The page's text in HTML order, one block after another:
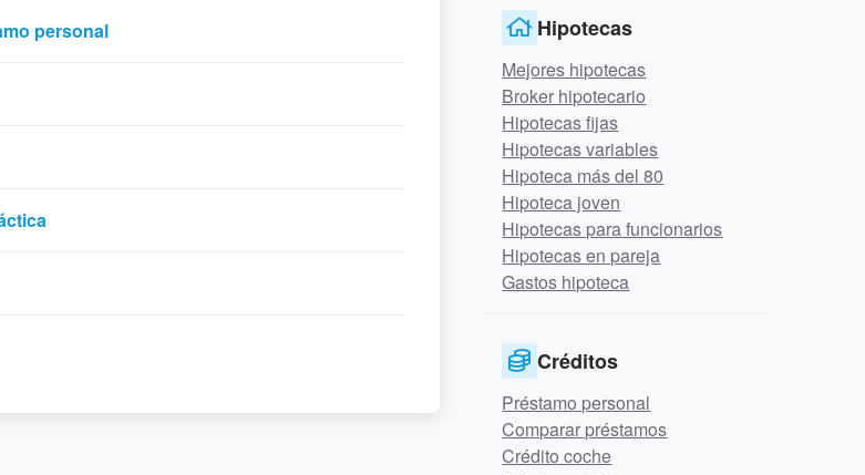
personal Hipotecas
Mejores hipotecas
Broker hipotecario
Hipotecas fijas
Hipotecas variables
Hipoteca más del 80
Hipoteca joven
Hipotecas para funcionarios
Hipotecas en pareja
Gastos hipoteca
Créditos
Préstamo personal
Comparar préstamos
Crédito coche